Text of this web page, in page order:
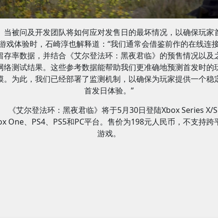
当被问及开发团队将如何应对发售日的最坏情况，以确保玩家
戏体验时，石崎淳也解释道：“我们通常会借鉴前作的在线连
存率数据，并结合《艾尔登法环：黑夜君临》的预售情况以及
络测试结果。这些参考数据能帮助我们更准确地预测首发时的
。为此，我们已经部署了监测机制，以确保为玩家提供一个稳
首发日体验。”
《艾尔登法环：黑夜君临》将于5月30日登陆Xbox Series X/
One、PS4、PS5和PC平台。售价为198元人民币，不支持跨
游戏。